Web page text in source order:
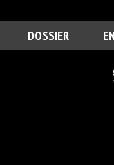
DOSSIER